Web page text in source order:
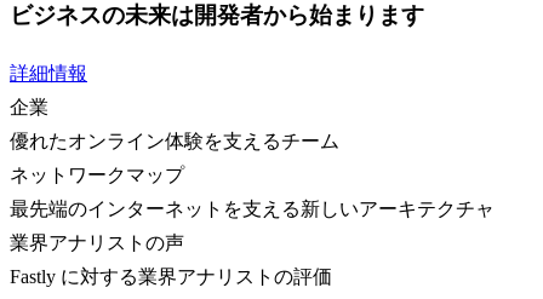
ビジネスの未来は開発者から始まります
詳細情報
企業
優れたオンライン体験を支えるチーム
ネットワークマップ
最先端のインターネットを支える新しいアーキテクチャ
業界アナリストの声
Fastly に対する業界アナリストの評価